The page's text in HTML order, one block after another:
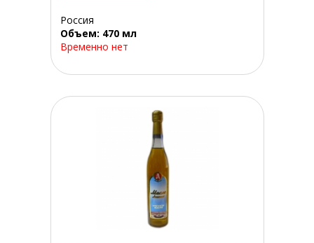
Россия
Объем: 470 мл
Временно нет